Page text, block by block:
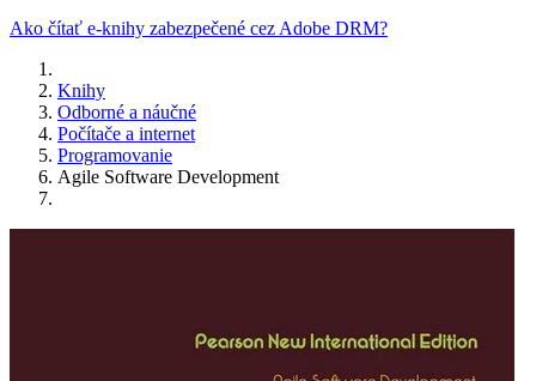
Ako čítať e-knihy zabezpečené cez Adobe DRM?
Knihy
Odborné a náučné
Počítače a internet
Programovanie
Agile Software Development